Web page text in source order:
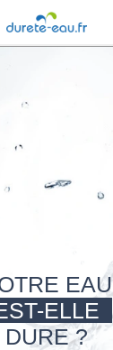
EAU
ELLE
DURE ?